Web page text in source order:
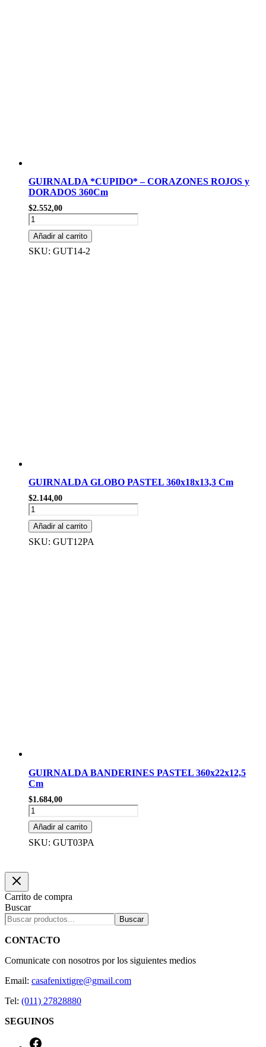
GUIRNALDA *CUPIDO* – CORAZONES ROJOS y
DORADOS 360Cm
$2.552,00
GUIRNALDA
*CUPIDO*
-
CORAZONES
Añadir al carrito
SKU: GUT14-2
GUIRNALDA GLOBO PASTEL 360x18x13,3 Cm
$2.144,00
GUIRNALDA
GLOBO
PASTEL
360x18x13,3
Añadir al carrito
SKU: GUT12PA
GUIRNALDA BANDERINES PASTEL 360x22x12,5
Cm
$1.684,00
GUIRNALDA
BANDERINES
PASTEL
360x22x12,5
Añadir al carrito
SKU: GUT03PA
Carrito de compra
Buscar
Buscar
CONTACTO
Comunicate con nosotros por los siguientes medios
Email: casafenixtigre@gmail.com
Tel: (011) 27828880
SEGUINOS